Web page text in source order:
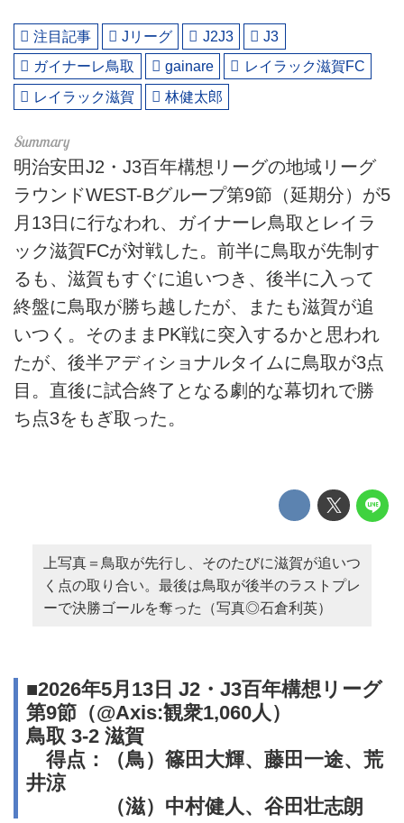
注目記事 Jリーグ J2J3
J3
ガイナーレ鳥取
gainare
レイラック滋賀FC
レイラック滋賀
林健太郎
明治安田J2・J3百年構想リーグの地域リーグ
ラウンドWEST-Bグループ第9節（延期分）が5
月13日に行なわれ、ガイナーレ鳥取とレイラ
ック滋賀FCが対戦した。前半に鳥取が先制す
るも、滋賀もすぐに追いつき、後半に入って
終盤に鳥取が勝ち越したが、またも滋賀が追
いつく。そのままPK戦に突入するかと思われ
たが、後半アディショナルタイムに鳥取が3点
目。直後に試合終了となる劇的な幕切れで勝
ち点3をもぎ取った。
上写真＝鳥取が先行し、そのたびに滋賀が追いつ
く点の取り合い。最後は鳥取が後半のラストプレ
ーで決勝ゴールを奪った（写真◎石倉利英）
■2026年5月13日 J2・J3百年構想リーグ
第9節（@Axis:観衆1,060人）
鳥取 3-2 滋賀
得点：（鳥）篠田大輝、藤田一途、荒
井涼
（滋）中村健人、谷田壮志朗